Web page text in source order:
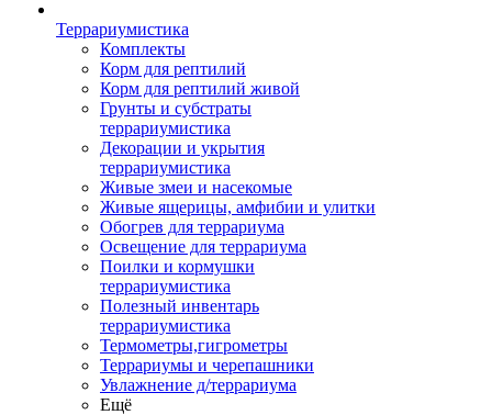
Террариумистика
Комплекты
Корм для рептилий
Корм для рептилий живой
Грунты и субстраты
террариумистика
Декорации и укрытия
террариумистика
Живые змеи и насекомые
Живые ящерицы, амфибии и улитки
Обогрев для террариума
Освещение для террариума
Поилки и кормушки
террариумистика
Полезный инвентарь
террариумистика
Термометры,гигрометры
Террариумы и черепашники
Увлажнение д/террариума
Ещё